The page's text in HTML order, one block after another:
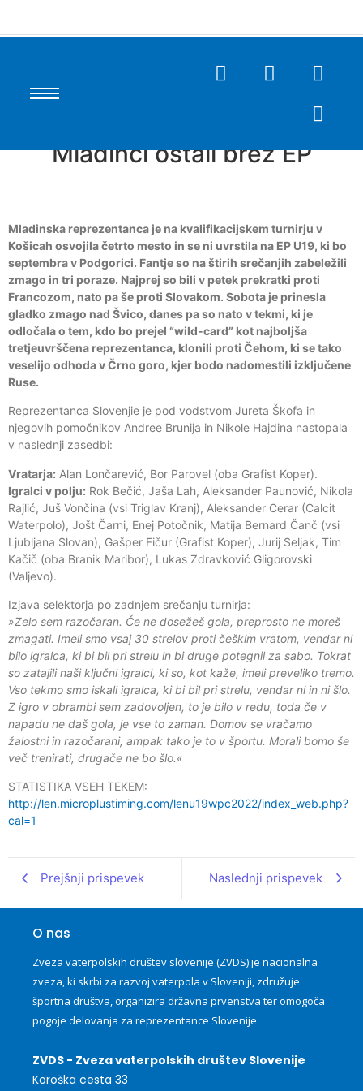
Mladinci ostali brez EP
Mladinska reprezentanca je na kvalifikacijskem turnirju v
Košicah osvojila četrto mesto in se ni uvrstila na EP U19, ki bo
septembra v Podgorici. Fantje so na štirih srečanjih zabeležili
zmago in tri poraze. Najprej so bili v petek prekratki proti
Francozom, nato pa še proti Slovakom. Sobota je prinesla
gladko zmago nad Švico, danes pa so nato v tekmi, ki je
odločala o tem, kdo bo prejel “wild-card” kot najboljša
tretjeuvrščena reprezentanca, klonili proti Čehom, ki se tako
veselijo odhoda v Črno goro, kjer bodo nadomestili izključene
Ruse.
Reprezentanca Slovenjie je pod vodstvom Jureta Škofa in
njegovih pomočnikov Andree Brunija in Nikole Hajdina nastopala
v naslednji zasedbi:
Vratarja: Alan Lončarević, Bor Parovel (oba Grafist Koper).
Igralci v polju: Rok Bečić, Jaša Lah, Aleksander Paunović, Nikola
Rajlić, Juš Vončina (vsi Triglav Kranj), Aleksander Cerar (Calcit
Waterpolo), Jošt Čarni, Enej Potočnik, Matija Bernard Čanč (vsi
Ljubljana Slovan), Gašper Fičur (Grafist Koper), Jurij Seljak, Tim
Kačič (oba Branik Maribor), Lukas Zdravković Gligorovski
(Valjevo).
Izjava selektorja po zadnjem srečanju turnirja:
»Zelo sem razočaran. Če ne dosežeš gola, preprosto ne moreš
zmagati. Imeli smo vsaj 30 strelov proti češkim vratom, vendar ni
bilo igralca, ki bi bil pri strelu in bi druge potegnil za sabo. Tokrat
so zatajili naši ključni igralci, ki so, kot kaže, imeli preveliko tremo.
Vso tekmo smo iskali igralca, ki bi bil pri strelu, vendar ni in ni šlo.
Z igro v obrambi sem zadovoljen, to je bilo v redu, toda če v
napadu ne daš gola, je vse to zaman. Domov se vračamo
žalostni in razočarani, ampak tako je to v športu. Morali bomo še
več trenirati, drugače ne bo šlo.«
STATISTIKA VSEH TEKEM:
http://len.microplustiming.com/lenu19wpc2022/index_web.php?
cal=1
Prejšnji prispevek Naslednji prispevek
O nas
Zveza vaterpolskih društev slovenije (ZVDS) je nacionalna
zveza, ki skrbi za razvoj vaterpola v Sloveniji, združuje
športna društva, organizira državna prvenstva ter omogoča
pogoje delovanja za reprezentance Slovenije.
ZVDS - Zveza vaterpolskih društev Slovenije
Koroška cesta 33